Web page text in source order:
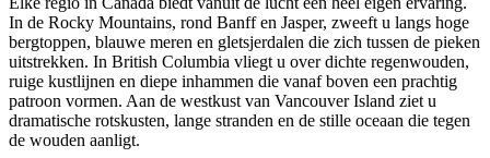
In de Rocky Mountains, rond Banff en Jasper, zweeft u langs hoge
bergtoppen, blauwe meren en gletsjerdalen die zich tussen de pieken
uitstrekken. In British Columbia vliegt u over dichte regenwouden,
ruige kustlijnen en diepe inhammen die vanaf boven een prachtig
patroon vormen. Aan de westkust van Vancouver Island ziet u
dramatische rotskusten, lange stranden en de stille oceaan die tegen
de wouden aanligt.